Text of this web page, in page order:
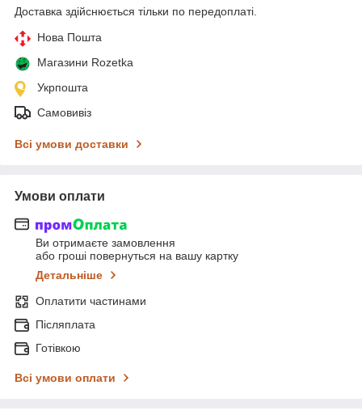
Доставка здійснюється тільки по передоплаті.
Нова Пошта
Магазини Rozetka
Укрпошта
Самовивіз
Всі умови доставки
Умови оплати
Ви отримаєте замовлення
або гроші повернуться на вашу картку
Детальніше
Оплатити частинами
Післяплата
Готівкою
Всі умови оплати